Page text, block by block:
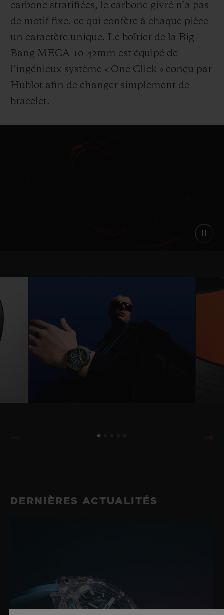
carbone stratifiées, le carbone givré n’a pas
de motif fixe, ce qui confère à chaque pièce
un caractère unique. Le boîtier de la Big
Bang MECA-10 42mm est équipé de
l’ingénieux système « One Click » conçu par
Hublot afin de changer simplement de
bracelet.
DERNIÈRES ACTUALITÉS